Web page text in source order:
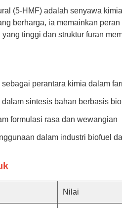
(5-HMF) adalah senyawa
berharga, ia memainkan
yang tinggi dan struktur furan
perantara kimia dalam
dalam sintesis bahan berbasis bio
formulasi rasa dan wewangian
dalam industri biofuel
Nilai